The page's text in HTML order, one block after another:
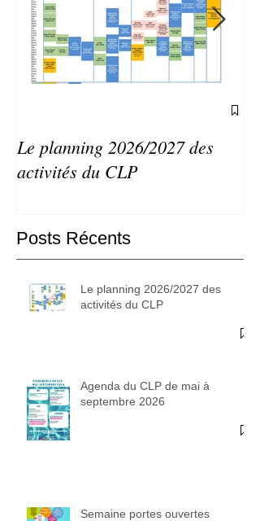
Le planning 2026/2027 des
activités du CLP
Posts Récents
Le planning 2026/2027 des
activités du CLP
Agenda du CLP de mai à
septembre 2026
Semaine portes ouvertes